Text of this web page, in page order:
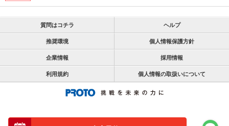
質問はコチラ ヘルプ
推奨環境 個人情報保護方針
企業情報 採用情報
利用規約 個人情報の取扱いについて